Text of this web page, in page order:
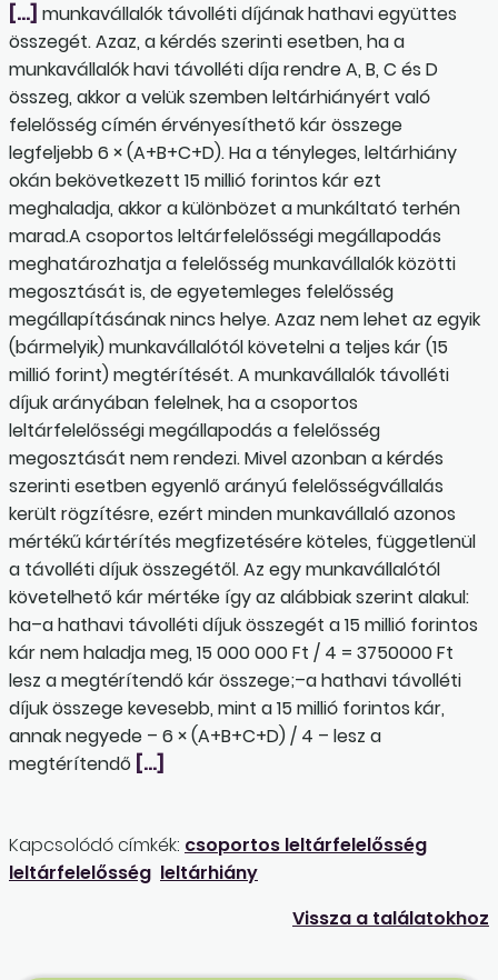
[…] munkavállalók távolléti díjának hathavi együttes
összegét. Azaz, a kérdés szerinti esetben, ha a
munkavállalók havi távolléti díja rendre A, B, C és D
összeg, akkor a velük szemben leltárhiányért való
felelősség címén érvényesíthető kár összege
legfeljebb 6 × (A+B+C+D). Ha a tényleges, leltárhiány
okán bekövetkezett 15 millió forintos kár ezt
meghaladja, akkor a különbözet a munkáltató terhén
marad.A csoportos leltárfelelősségi megállapodás
meghatározhatja a felelősség munkavállalók közötti
megosztását is, de egyetemleges felelősség
megállapításának nincs helye. Azaz nem lehet az egyik
(bármelyik) munkavállalótól követelni a teljes kár (15
millió forint) megtérítését. A munkavállalók távolléti
díjuk arányában felelnek, ha a csoportos
leltárfelelősségi megállapodás a felelősség
megosztását nem rendezi. Mivel azonban a kérdés
szerinti esetben egyenlő arányú felelősségvállalás
került rögzítésre, ezért minden munkavállaló azonos
mértékű kártérítés megfizetésére köteles, függetlenül
a távolléti díjuk összegétől. Az egy munkavállalótól
követelhető kár mértéke így az alábbiak szerint alakul:
ha–a hathavi távolléti díjuk összegét a 15 millió forintos
kár nem haladja meg, 15 000 000 Ft / 4 = 3750000 Ft
lesz a megtérítendő kár összege;–a hathavi távolléti
díjuk összege kevesebb, mint a 15 millió forintos kár,
annak negyede – 6 × (A+B+C+D) / 4 – lesz a
megtérítendő […]
Kapcsolódó címkék: csoportos leltárfelelősség
leltárfelelősség leltárhiány
Vissza a találatokhoz